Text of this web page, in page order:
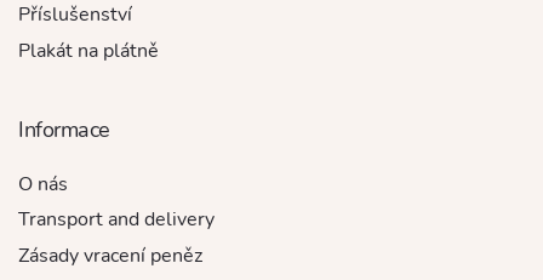
Příslušenství
Plakát na plátně
Informace
O nás
Transport and delivery
Zásady vracení peněz